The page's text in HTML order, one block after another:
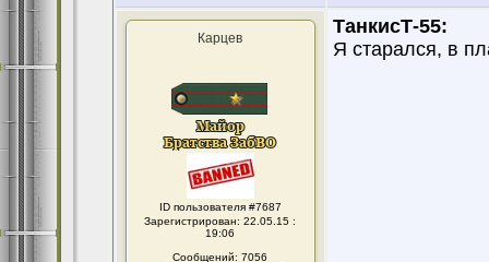
Карцев
ID пользователя #7687
Зарегистрирован: 22.05.15 :
19:06
Сообщений: 7056
ТанкисТ-55:
Я старался, в